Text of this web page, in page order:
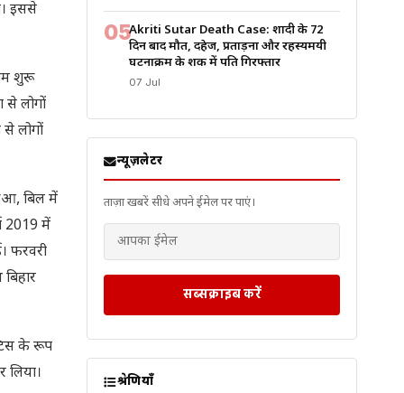
इससे
शुरू
से लोगों
लोगों
बिल में
2019 में
फरवरी
के रूप
लिया।
05Akriti Sutar Death Case: शादी के 72
दिन बाद मौत, दहेज, प्रताड़ना और रहस्यमयी
घटनाक्रम के शक में पति गिरफ्तार
07 Jul
न्यूज़लेटर
ताज़ा खबरें सीधे अपने ईमेल पर पाएं।
सब्सक्राइब करें
श्रेणियाँ